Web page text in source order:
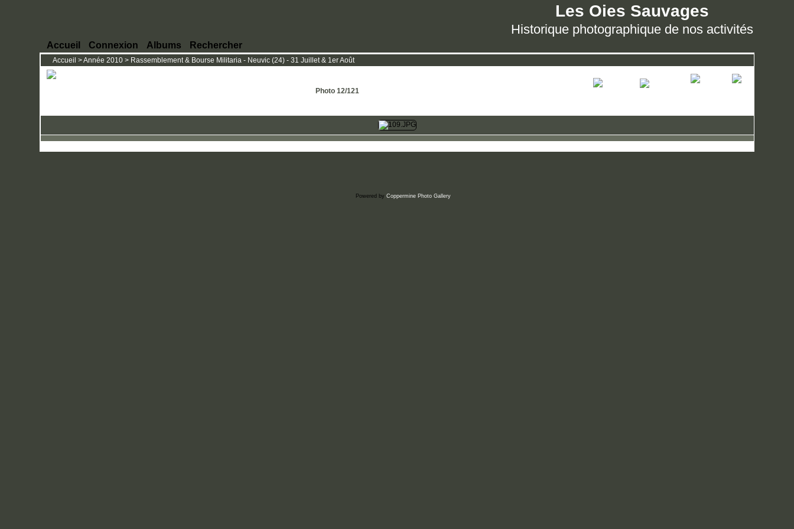
Les Oies Sauvages
Historique photographique de nos activités
Accueil Connexion Albums Rechercher
Accueil >Année 2010> Rassemblement & Bourse Militaria - Neuvic (24) - 31 Juillet & 1er Août
Photo 12/121
Powered by Coppermine Photo Gallery